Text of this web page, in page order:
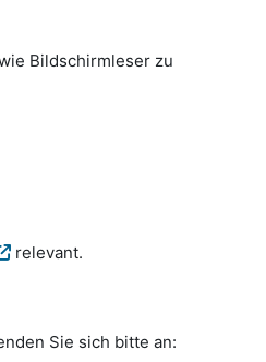
Bildschirmleser zu
relevant.
Sie sich bitte an: